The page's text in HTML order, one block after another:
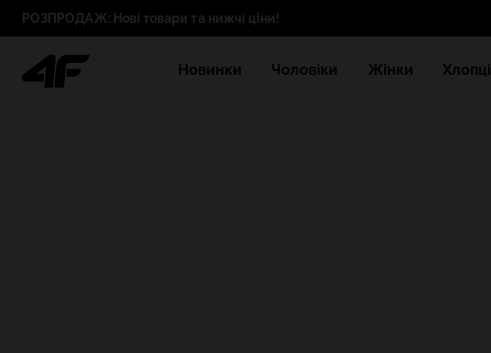
РОЗПРОДАЖ: Нові товари та нижчі ціни!
Новинки Чоловіки Жінки Хлопці